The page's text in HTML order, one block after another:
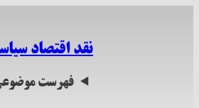
نقد اقتصاد
فهرست